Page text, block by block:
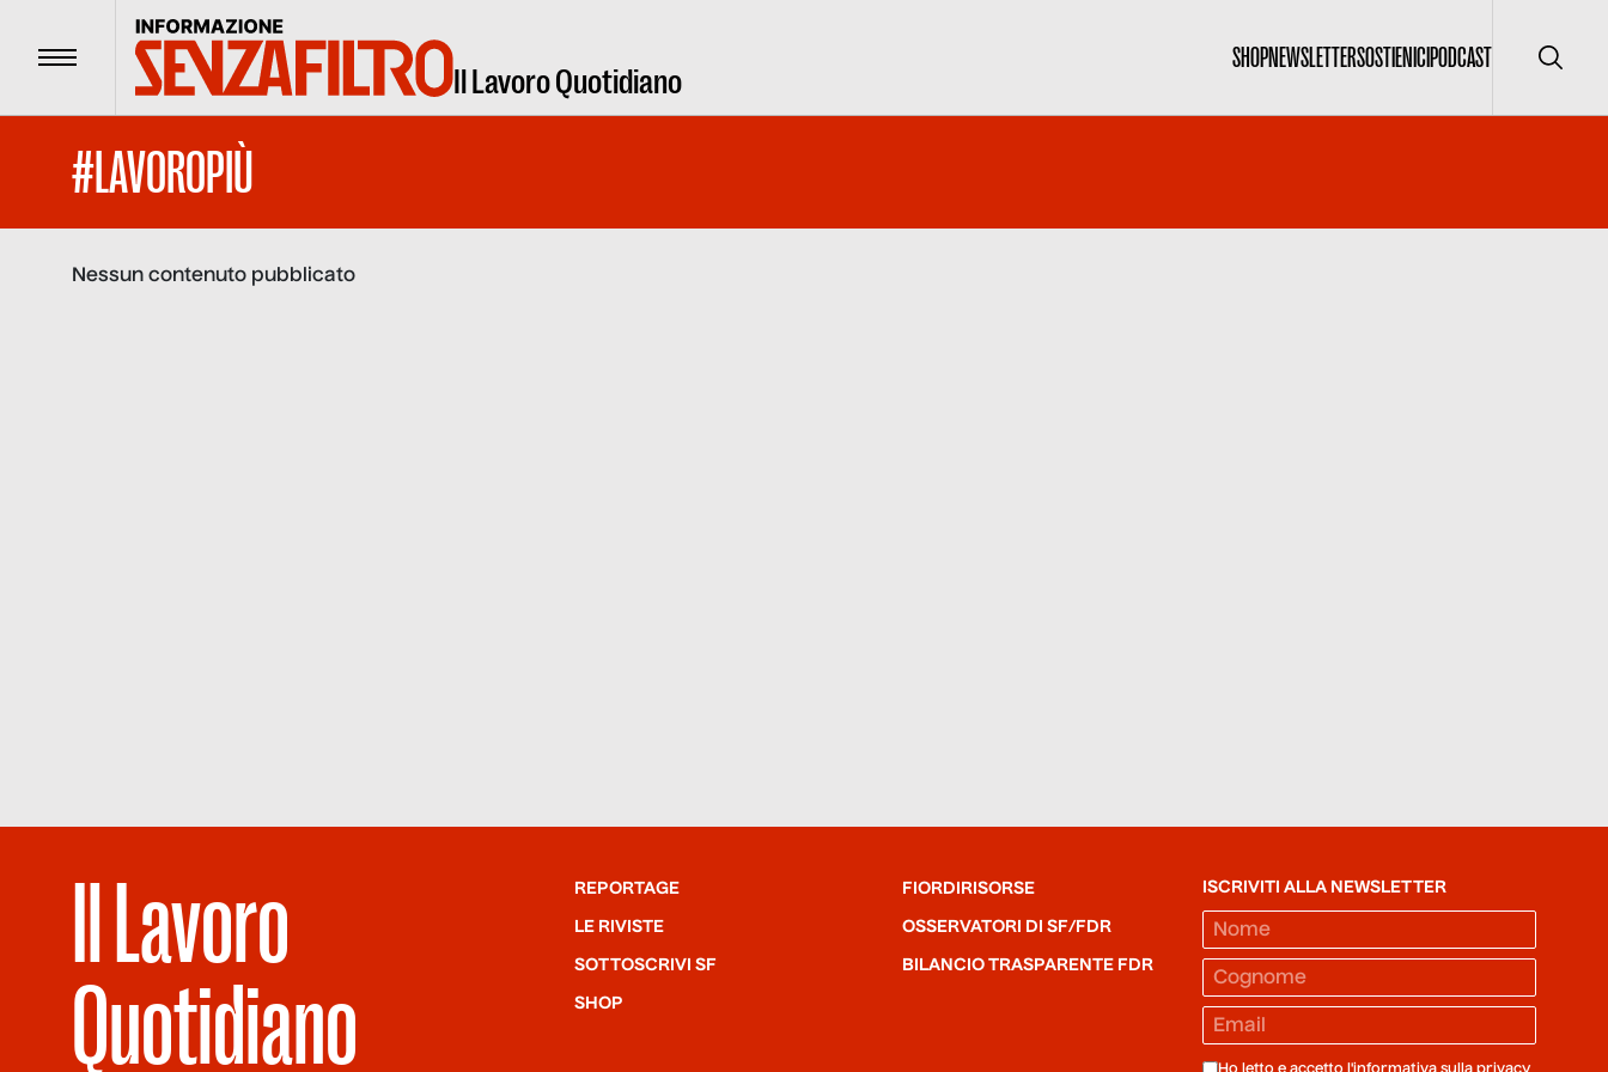
Menu Il Lavoro Quotidiano
SHOPNEWSLETTERSOSTIENICIPODCAST Cerca
#LAVOROPIÙ
Nessun contenuto pubblicato
Il Lavoro
Quotidiano
REPORTAGE
LE RIVISTE
SOTTOSCRIVI SF
SHOP
FIORDIRISORSE
OSSERVATORI DI SF/FDR
BILANCIO TRASPARENTE FDR
ISCRIVITI ALLA NEWSLETTER